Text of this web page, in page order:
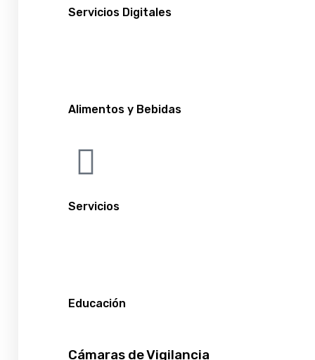
Servicios Digitales
Alimentos y Bebidas
Servicios
Educación
Cámaras de Vigilancia